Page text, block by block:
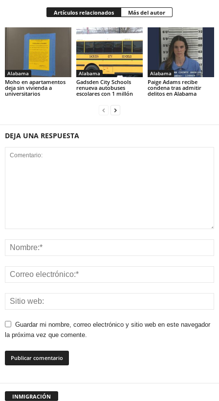
Artículos relacionados Más del autor
Alabama
Moho en apartamentos
deja sin vivienda a
universitarios
Alabama
Gadsden City Schools
renueva autobuses
escolares con 1 millón
Alabama
Paige Adams recibe
condena tras admitir
delitos en Alabama
DEJA UNA RESPUESTA
Guardar mi nombre, correo electrónico y sitio web en este navegador
la próxima vez que comente.
INMIGRACIÓN